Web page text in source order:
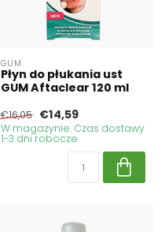
GUM
Płyn do płukania ust
GUM Aftaclear 120 ml
€16,05 €14,59
W magazynie. Czas dostawy
1-3 dni robocze